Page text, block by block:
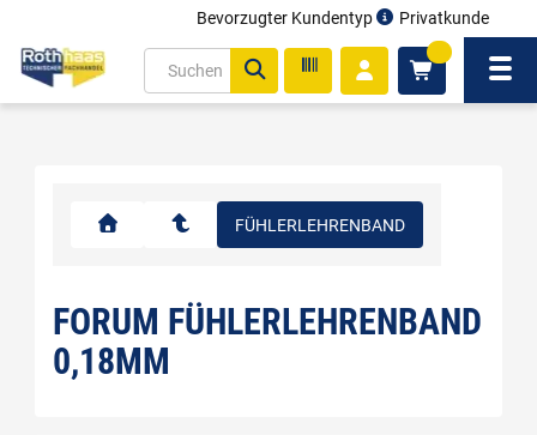
Bevorzugter Kundentyp Privatkunde
FÜHLERLEHRENBAND
FORUM FÜHLERLEHRENBAND
0,18MM